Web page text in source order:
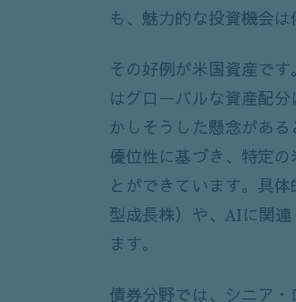
も、魅力的な投資機会は
その好例が米国資産で
はグローバルな資産配
かしそうした懸念があ
優位性に基づき、特定
とができています。具
型成長株）や、AIに関
ます。
債券分野では、シニア